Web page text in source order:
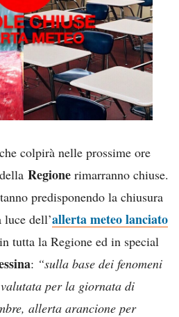
che colpirà nelle prossime ore
Regione rimarranno chiuse.
predisponendo la chiusura
dell’allerta meteo lanciato
in tutta la Regione ed in special
: “sulla base dei fenomeni
per la giornata di
allerta arancione per